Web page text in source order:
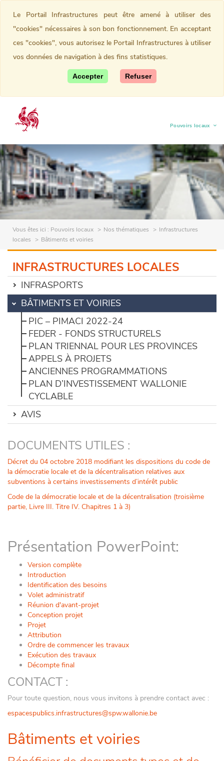
Pouvoirs locaux
(current)
Vous êtes ici : Pouvoirs locaux Nos thématiques
Infrastructures
locales
Bâtiments et voiries
INFRASTRUCTURES LOCALES
INFRASPORTS
BÂTIMENTS ET VOIRIES
PIC – PIMACI 2022-24
FEDER - FONDS STRUCTURELS
PLAN TRIENNAL POUR LES PROVINCES
APPELS À PROJETS
ANCIENNES PROGRAMMATIONS
PLAN D’INVESTISSEMENT WALLONIE
CYCLABLE
AVIS
DOCUMENTS UTILES :
Décret du 04 octobre 2018 modifiant les dispositions du code de
la démocratie locale et de la décentralisation relatives aux
subventions à certains investissements d’intérêt public
Code de la démocratie locale et de la décentralisation (troisième
partie, Livre III. Titre IV. Chapitres 1 à 3)
Présentation PowerPoint:
Version complète
Introduction
Identification des besoins
Volet administratif
Réunion d'avant-projet
Conception projet
Projet
Attribution
Ordre de commencer les travaux
Exécution des travaux
Décompte final
CONTACT :
Pour toute question, nous vous invitons à prendre contact avec :
espacespublics.infrastructures@spw.wallonie.be
Bâtiments et voiries
Le Portail Infrastructures peut être amené à utiliser des
"cookies" nécessaires à son bon fonctionnement. En acceptant
ces "cookies", vous autorisez le Portail Infrastructures à utiliser
vos données de navigation à des fins statistiques.
Accepter Refuser